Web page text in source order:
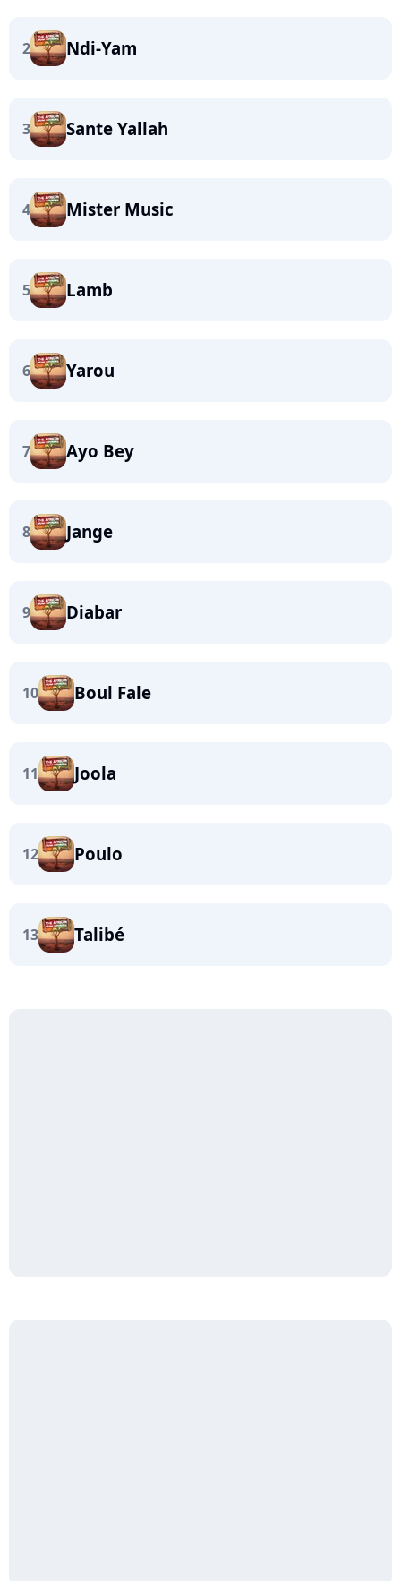
2 Ndi-Yam
3 Sante Yallah
4 Mister Music
5 Lamb
6 Yarou
7 Ayo Bey
8 Jange
9 Diabar
10 Boul Fale
11 Joola
12 Poulo
13 Talibé